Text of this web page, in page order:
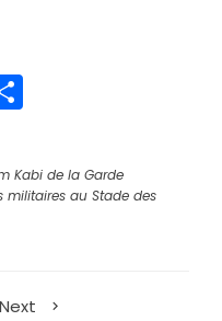
Kabi de la Garde
militaires au Stade des
Next